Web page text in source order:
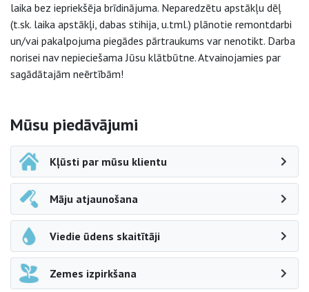
laika bez iepriekšēja brīdinājuma. Neparedzētu apstākļu dēļ
(t.sk. laika apstākļi, dabas stihija, u.tml.) plānotie remontdarbi
un/vai pakalpojuma piegādes pārtraukums var nenotikt. Darba
norisei nav nepieciešama Jūsu klātbūtne. Atvainojamies par
sagādātajām neērtībām!
Sāna navigācija
Mūsu piedāvājumi
Kļūsti par mūsu klientu
Māju atjaunošana
Viedie ūdens skaitītāji
Zemes izpirkšana